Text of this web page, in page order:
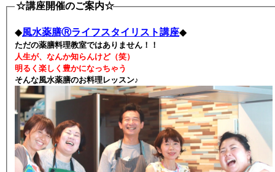
☆講座開催のご案内☆
◆風水薬膳Ⓡライフスタイリスト講座◆
ただの薬膳料理教室ではありません！！
人生が、なんか知らんけど（笑）
明るく楽しく豊かになっちゃう
そんな風水薬膳のお料理レッスン♪